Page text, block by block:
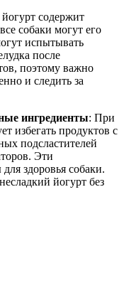
содержит
собаки могут его
испытывать
после
поэтому важно
и следить за
ингредиенты: При
избегать продуктов с
подсластителей
Эти
здоровья собаки.
йогурт без